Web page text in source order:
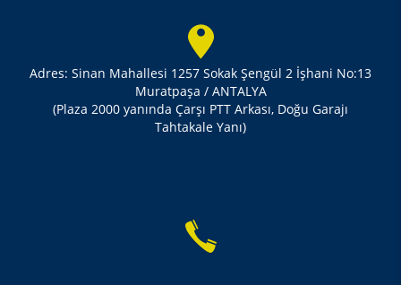
Adres: Sinan Mahallesi 1257 Sokak Şengül 2 İşhani No:13
Muratpaşa / ANTALYA
(Plaza 2000 yanında Çarşı PTT Arkası, Doğu Garajı
Tahtakale Yanı)